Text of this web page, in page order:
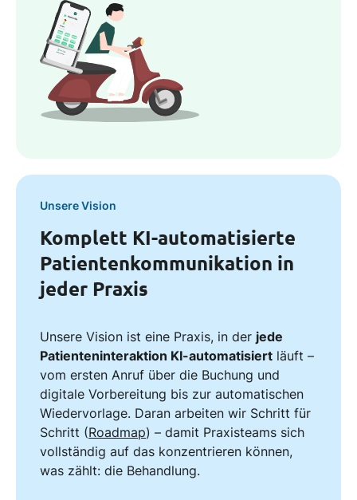
Unsere Vision
Komplett KI-automatisierte
Patientenkommunikation in
jeder Praxis
Unsere Vision ist eine Praxis, in der jede
Patienteninteraktion KI-automatisiert läuft –
vom ersten Anruf über die Buchung und
digitale Vorbereitung bis zur automatischen
Wiedervorlage. Daran arbeiten wir Schritt für
Schritt (Roadmap) – damit Praxisteams sich
vollständig auf das konzentrieren können,
was zählt: die Behandlung.